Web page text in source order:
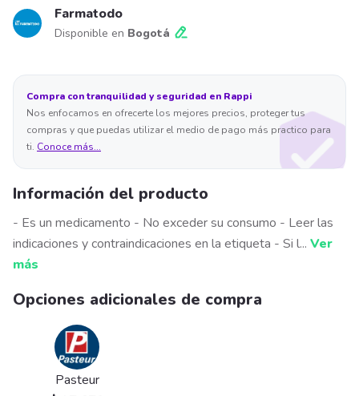
Farmatodo
Disponible en Bogotá
Compra con tranquilidad y seguridad en Rappi
Nos enfocamos en ofrecerte los mejores precios, proteger tus
compras y que puedas utilizar el medio de pago más practico para
ti. Conoce más...
Información del producto
- Es un medicamento - No exceder su consumo - Leer las
indicaciones y contraindicaciones en la etiqueta - Si l... Ver
más
Opciones adicionales de compra
Pasteur